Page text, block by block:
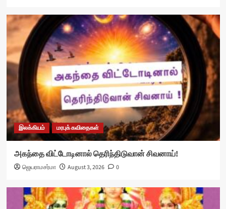
இலக்கியம் மரபுக் கவிதைகள்
அகந்தை விட்டோடினால் தெரிந்திடுவான் சிவனாய்!
ஜெயராமசர்மா August 3, 2026 0